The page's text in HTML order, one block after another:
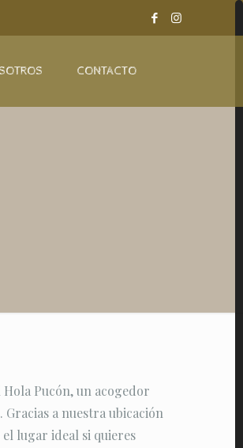
CONTACTO
Hola Pucón, un acogedor
a nuestra ubicación
lugar ideal si quieres